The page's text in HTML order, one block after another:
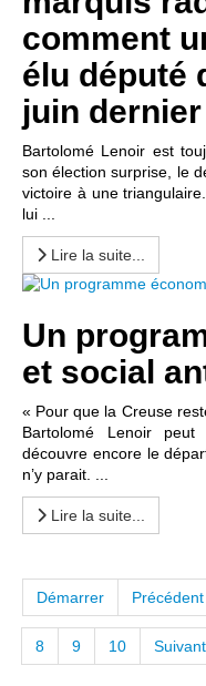
comment
élu député
juin dernier
Bartolomé Lenoir est
son élection surprise, le
victoire à une
lui ...
Lire la suite...
Un
et social
« Pour que la Creuse
Bartolomé Lenoir
découvre encore le
n’y parait. ...
Lire la suite...
Démarrer Précédent
8 9 10 Suivant